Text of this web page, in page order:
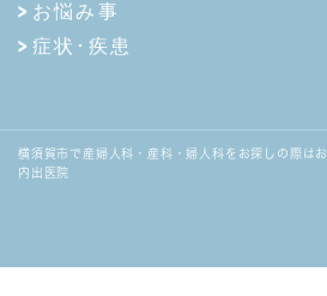
お悩み事
症状･疾患
横須賀市で産婦人科・産科・婦人科をお探しの際は
内出医院